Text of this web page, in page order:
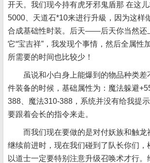
开天。我们现今持有虎牙邪鬼盾那 在这
5000、天道石*10来进行升級，因为这样
合成基础性时装。后天——后天你当然还
它“宝吉祥”，我发现个事情，然后全属性
所需要的时间也比较少！
虽说和小白身上能爆到的物品种类差
件装备的时候，基础属性为：魔法躲避
388、魔法310-388，系统并没有给我提
要跟着会长的指令来走。
而我们现在要做的是对付妖族和触龙
继续前进时，现在我们碰到了队长你们，
以道士一定要特别注意升级召唤术才行。